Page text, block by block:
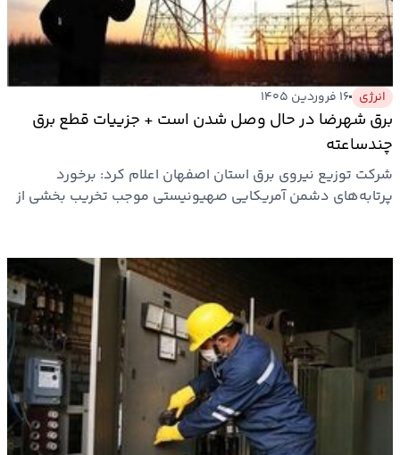
انرژی ۱۶ فروردین ۱۴۰۵
برق شهرضا در حال وصل شدن است + جزییات قطع برق
چندساعته
شرکت توزیع نیروی برق استان اصفهان اعلام کرد: برخورد
پرتابه‌های دشمن آمریکایی صهیونیستی موجب تخریب بخشی از